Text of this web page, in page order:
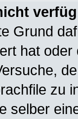
Grund
hat
zu
selber